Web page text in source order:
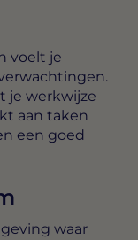
voelt je
je werkwijze
aan taken
een goed
waar